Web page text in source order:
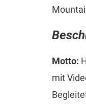
Motto:
mit